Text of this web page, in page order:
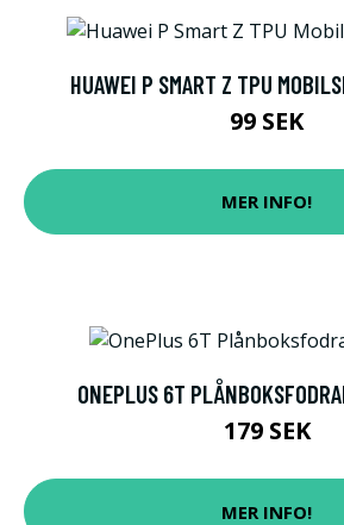
HUAWEI P SMART Z TPU
99 SEK
MER INFO!
ONEPLUS 6T
179 SEK
MER INFO!